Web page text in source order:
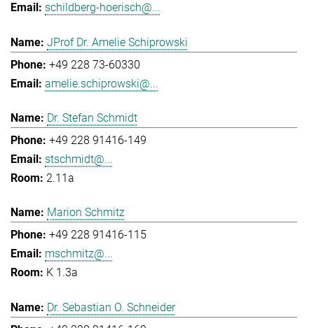
schildberg-hoerisch@...
JProf Dr. Amelie Schiprowski
+49 228 73-60330
amelie.schiprowski@...
Dr. Stefan Schmidt
+49 228 91416-149
stschmidt@...
2.11a
Marion Schmitz
+49 228 91416-115
mschmitz@...
K 1.3a
Dr. Sebastian O. Schneider